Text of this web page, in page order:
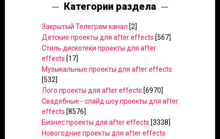
Категории раздела
Закрытый Телеграм канал [2]
Детские проекты для after effects [567]
Стиль дискотеки проекты для after
effects [17]
Музыкальные проекты для after effects
[532]
Лого проекты для after effects [6970]
Свадебные - слайд шоу проекты для after
effects [8576]
Бизнес проекты для after effects [3338]
Новогодние проекты для after effects